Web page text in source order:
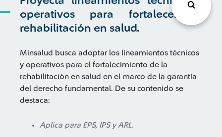
operativos para fortalecer la
rehabilitación en salud.
Minsalud busca adoptar los lineamientos técnicos
y operativos para el fortalecimiento de la
rehabilitación en salud en el marco de la garantía
del derecho fundamental. De su contenido se
destaca:
Aplica para EPS, IPS y ARL.